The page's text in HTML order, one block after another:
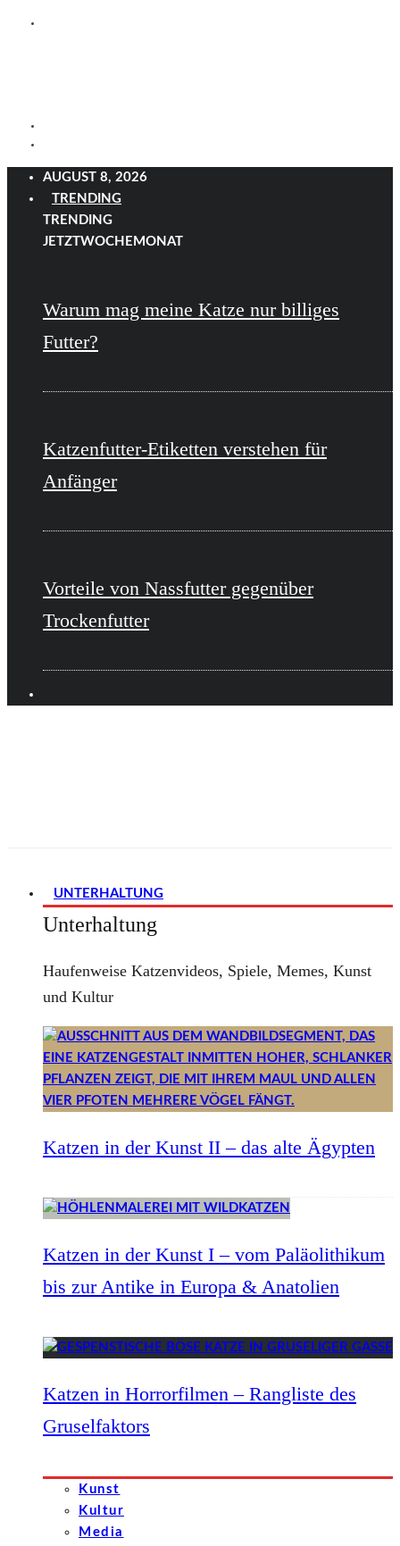
AUGUST 8, 2026
TRENDING
TRENDING
JETZTWOCHE MONAT
Warum mag meine Katze nur billiges
Futter?
Katzenfutter-Etiketten verstehen für
Anfänger
Vorteile von Nassfutter gegenüber
Trockenfutter
UNTERHALTUNG
Unterhaltung
Haufenweise Katzenvideos, Spiele, Memes, Kunst
und Kultur
Katzen in der Kunst II – das alte Ägypten
Katzen in der Kunst I – vom Paläolithikum
bis zur Antike in Europa & Anatolien
Katzen in Horrorfilmen – Rangliste des
Gruselfaktors
Kunst
Kultur
Media